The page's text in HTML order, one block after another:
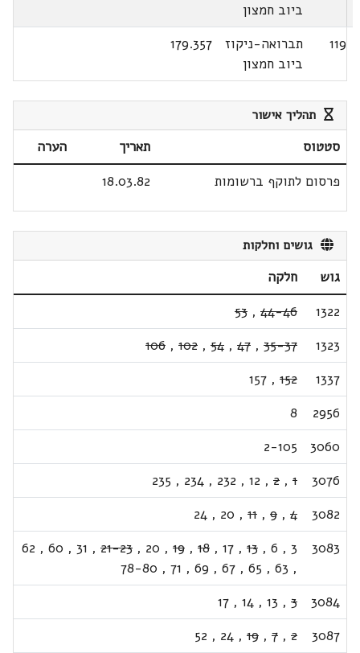
ביוב חמצון
119
תברואה-ניקוז
ביוב חמצון
179.357
תהליך אישור
סטטוס תאריך
הערה
פרסום לתוקף ברשומות
18.03.82
גושים וחלקות
גוש
חלקה
1322
44-46
,
53
1323
35-37
,
47
,
54
,
102
,
106
1337
152
,
157
2956
8
3060
2-105
3076
1
,
2
,
12
,
232
,
234
,
235
3082
4
,
9
,
11
,
20
,
24
3083
3
,
6
,
13
,
17
,
18
,
19
,
20
,
21-23
,
31
,
60
,
62
,
63
,
65
,
67
,
69
,
71
,
78-80
3084
3
,
13
,
14
,
17
3087
2
,
7
,
19
,
24
,
52